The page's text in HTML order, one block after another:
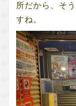
所だから、そ
すね。